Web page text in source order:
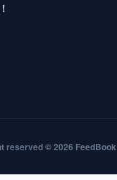
reserved © 2026 FeedBook